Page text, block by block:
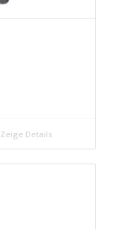
Zeige Details